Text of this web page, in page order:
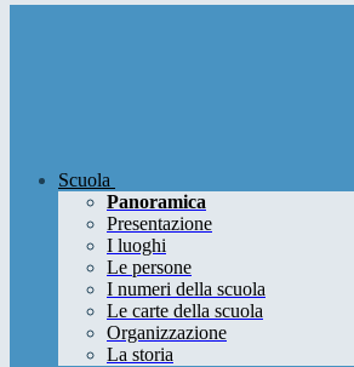
Scuola
Panoramica
Presentazione
I luoghi
Le persone
I numeri della scuola
Le carte della scuola
Organizzazione
La storia